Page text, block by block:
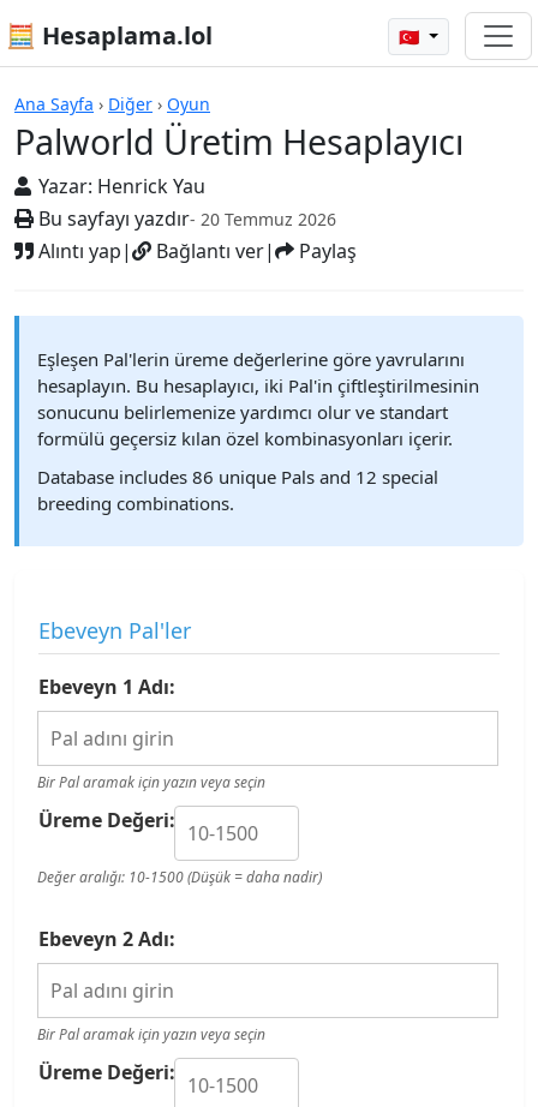
🧮 Hesaplama.lol 🇹🇷
Ana Sayfa › Diğer › Oyun
Palworld Üretim Hesaplayıcı
Yazar: Henrick Yau
Bu sayfayı yazdır- 20 Temmuz 2026
Alıntı yap| Bağlantı ver| Paylaş
Hesap Makineleri
Eşleşen Pal'lerin üreme değerlerine göre yavrularını
hesaplayın. Bu hesaplayıcı, iki Pal'in çiftleştirilmesinin
sonucunu belirlemenize yardımcı olur ve standart
formülü geçersiz kılan özel kombinasyonları içerir.
Database includes 86 unique Pals and 12 special
breeding combinations.
Ebeveyn Pal'ler
Ebeveyn 1 Adı:
Bir Pal aramak için yazın veya seçin
Üreme Değeri:
Değer aralığı: 10-1500 (Düşük = daha nadir)
Ebeveyn 2 Adı:
Bir Pal aramak için yazın veya seçin
Üreme Değeri: